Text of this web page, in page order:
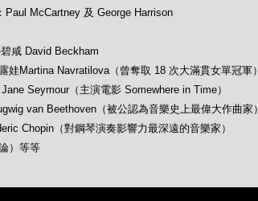
Paul McCartney 及 George Harrison
咸 David Beckham
娃Martina Navratilova（曾奪取 18 次大滿貫女單冠軍）
Seymour（主演電影 Somewhere in Time）
van Beethoven（被公認為音樂史上最偉大作曲家）
Chopin（對鋼琴演奏影響力最深遠的音樂家）
）等等